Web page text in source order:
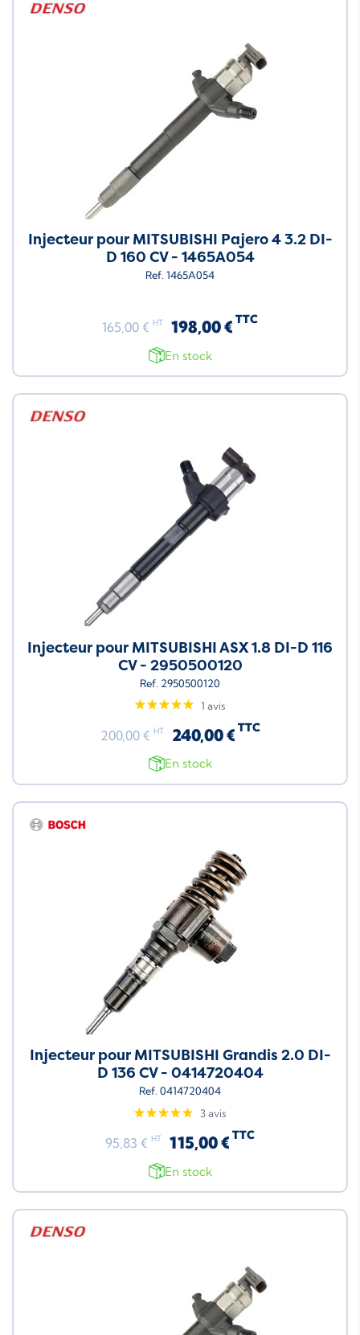
Injecteur pour MITSUBISHI Pajero 4 3.2 DI-
D 160 CV - 1465A054
Ref. 1465A054
165,00 € HT 198,00 € TTC
En stock
Injecteur pour MITSUBISHI ASX 1.8 DI-D 116
CV - 2950500120
Ref. 2950500120
1 avis
200,00 € HT 240,00 € TTC
En stock
Injecteur pour MITSUBISHI Grandis 2.0 DI-
D 136 CV - 0414720404
Ref. 0414720404
3 avis
95,83 € HT 115,00 € TTC
En stock